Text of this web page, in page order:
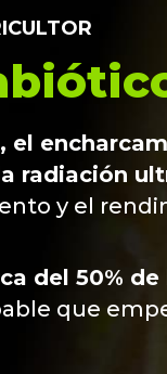
el
radiación
y el
del 50% de
que